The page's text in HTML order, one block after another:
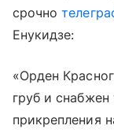
срочно
Енукидзе:
«Орден
груб и
прикрепления